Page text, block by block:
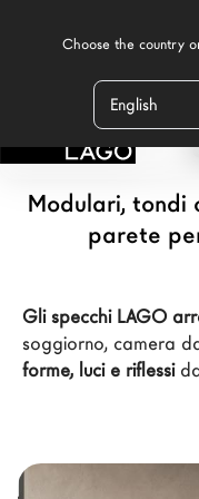
Prodotti
Negozi
Modulari, tondi
parete
Gli specchi LAGO
soggiorno, camera
forme, luci e riflessi